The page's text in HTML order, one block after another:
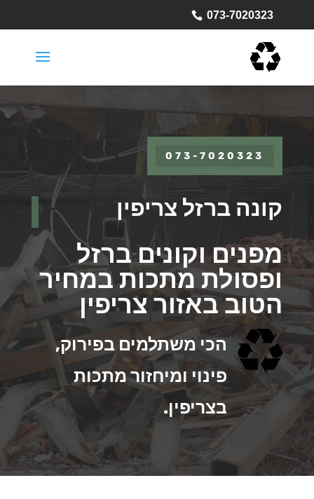
073-7020323
073-7020323
קונה ברזל צריפין
מפנים וקונים ברזל
ופסולת מתכות במחיר
הטוב באזור צריפין
הכי משתלמים בפירוק,
פינוי ומיחזור מתכות
בצריפין.